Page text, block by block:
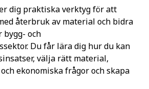
dig praktiska verktyg för att
återbruk av material och bidra
och
Du får lära dig hur du kan
välja rätt material,
ekonomiska frågor och skapa